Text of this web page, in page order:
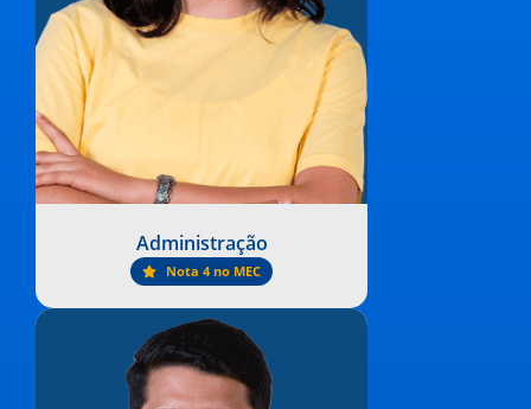
Administração
Nota 4 no MEC